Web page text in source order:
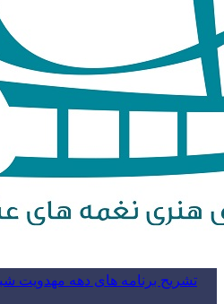
تشریح برنامه های دهه مهدویت